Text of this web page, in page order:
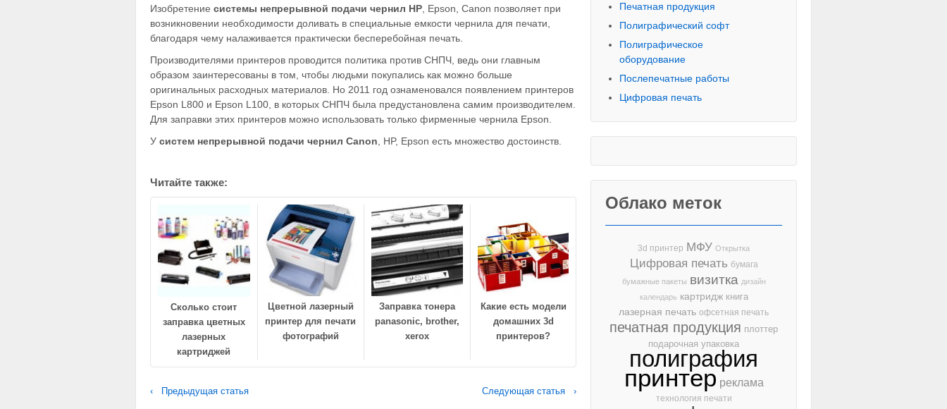
Изобретение системы непрерывной подачи чернил HP , Epson, Canon позволяет при
возникновении необходимости доливать в специальные емкости чернила для печати,
благодаря чему налаживается практически бесперебойная печать.
Производителями принтеров проводится политика против СНПЧ, ведь они главным
образом заинтересованы в том, чтобы людьми покупались как можно больше
оригинальных расходных материалов. Но 2011 год ознаменовался появлением принтеров
Epson L800 и Epson L100, в которых СНПЧ была предустановлена самим производителем.
Для заправки этих принтеров можно использовать только фирменные чернила Epson.
У систем непрерывной подачи чернил Canon , HP, Epson есть множество достоинств.
Читайте также:
Сколько стоит
заправка цветных
лазерных
картриджей
Цветной лазерный
принтер для печати
фотографий
Заправка тонера
panasonic, brother,
xerox
Какие есть модели
домашних 3d
принтеров?
‹ Предыдущая статья Следующая статья ›
Печатная продукция
Полиграфический софт
Полиграфическое
оборудование
Послепечатные работы
Цифровая печать
Облако меток
3d принтер МФУ Открытка
Цифровая печать бумага
бумажные пакеты визитка дизайн
календарь картридж книга
лазерная печать офсетная печать
печатная продукция плоттер
подарочная упаковка
полиграфия
принтер реклама
технология печати